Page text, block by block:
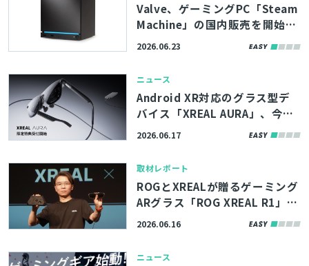
Valve、ゲーミングPC「Steam
Machine」の国内販売を開始。
新型「Steam Controller」同
2026.06.23
ニュース
Android XR対応のグラス型デ
バイス「XREAL AURA」、今年
秋に発売予定。Unityでのサポ
2026.06.17
取材レポート
ROGとXREALが贈るゲーミング
ARグラス「ROG XREAL R1」予
約販売スタート！世界初の240
2026.06.16
ニュース